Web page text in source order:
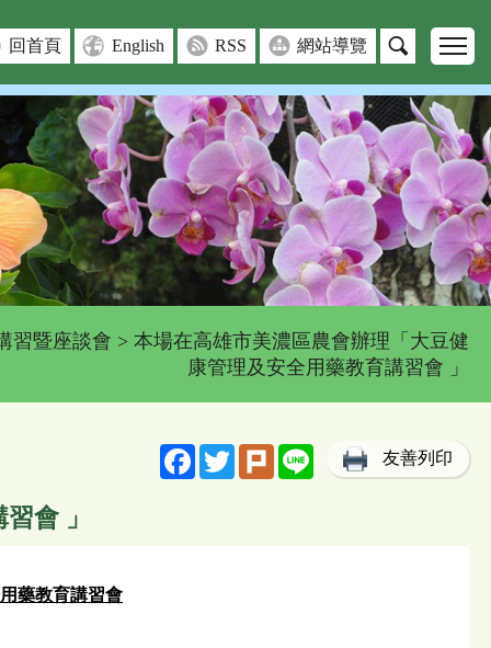
回首頁 English RSS 網站導覽
習暨座談會 > 本場在高雄市美濃區農會辦理「大豆健
康管理及安全用藥教育講習會 」
FacebookTwitterPlurk Line 友善列印
會 」
藥教育講習會